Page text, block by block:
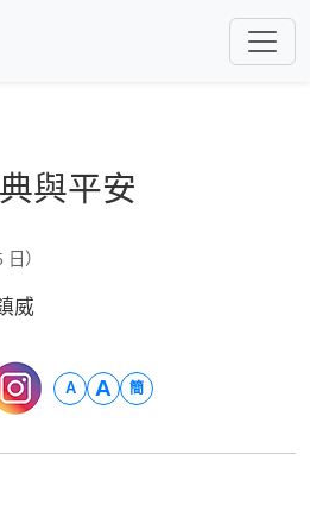
與平安
）
威
A A 簡